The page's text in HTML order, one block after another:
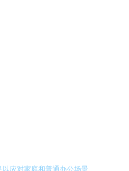
应对家庭和普通办公场景